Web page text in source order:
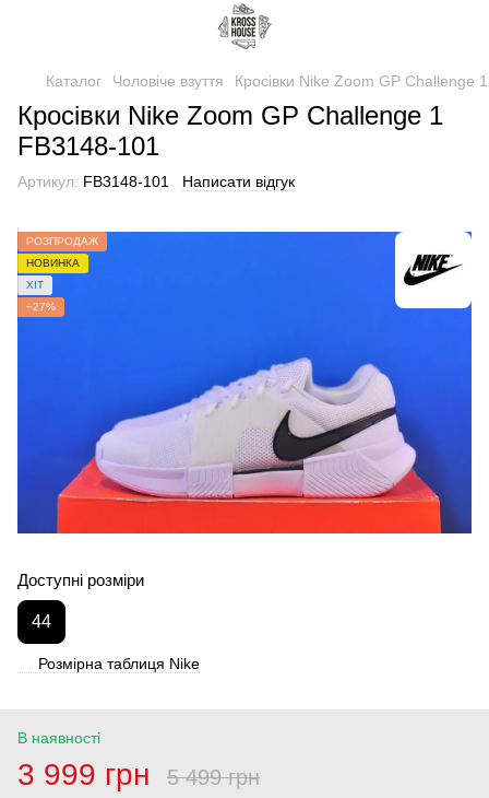
Каталог Чоловіче взуття Кросівки Nike Zoom GP Challenge
Кросівки Nike Zoom GP Challenge 1
FB3148-101
Артикул: FB3148-101 Написати відгук
РОЗПРОДАЖ
НОВИНКА
ХІТ
−27%
Доступні розміри
44
Розмірна таблиця Nike
В наявності
3 999 грн 5 499 грн